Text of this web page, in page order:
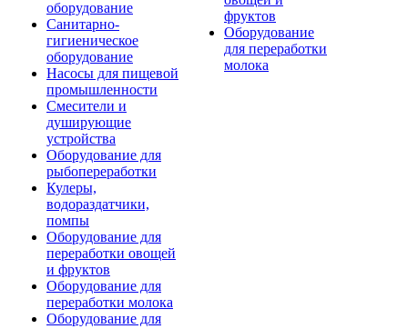
оборудование
Санитарно-
гигиеническое
оборудование
Насосы для пищевой
промышленности
Смесители и
душирующие
устройства
Оборудование для
рыбопереработки
Кулеры,
водораздатчики,
помпы
Оборудование для
переработки овощей
и фруктов
Оборудование для
переработки молока
Оборудование для
фруктов
Оборудование
для переработки
молока